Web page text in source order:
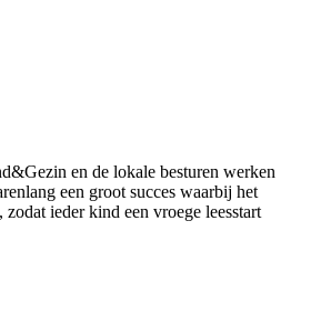
en de lokale besturen werken
een groot succes waarbij het
ieder kind een vroege leesstart